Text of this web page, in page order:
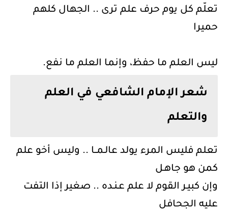
تعلّم كل يوم حرف علم ترى .. الجهال كلهم
حميرا
ليس العلم ما حفظ، وإنما العلم ما نفع.
شعر الإمام الشافعي في العلم
والتعلم
تعلم فليس المرء يولد عالـمــا .. وليس أخو علم
كمن هو جاهـل
وإن كبيـر القوم لا علم عـنـده .. صغير إذا التفت
عليه الجحافل